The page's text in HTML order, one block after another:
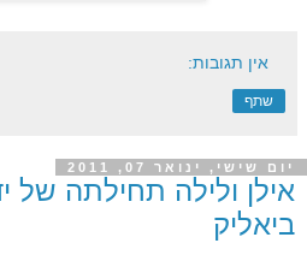
אין תגובות:
שתף
יום שישי, ינואר 07, 2011
אילן ולילה תחילתה של
ביאליק